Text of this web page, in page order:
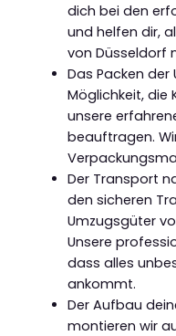
dich bei den
und helfen dir,
von Düsseldorf
Das Packen der
Möglichkeit, die
unsere
beauftragen.
Der Transport
den sicheren
Umzugsgüter
Unsere
dass alles
ankommt.
Der Aufbau
montieren wir